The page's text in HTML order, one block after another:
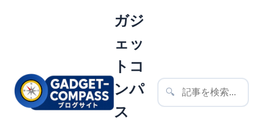
ガジ
ェッ
トコ
ンパ
ス
🔍